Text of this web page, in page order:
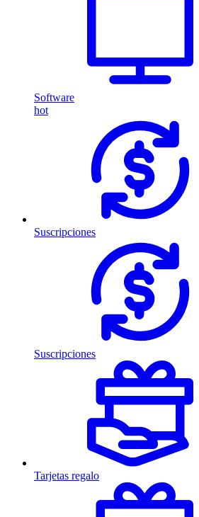
Software
hot
Suscripciones
Suscripciones
Tarjetas regalo